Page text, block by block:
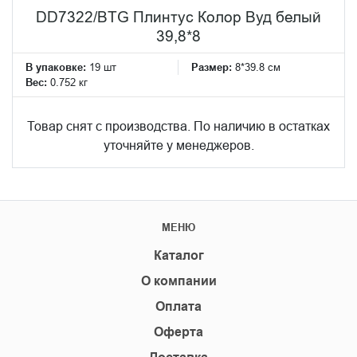
DD7322/BTG Плинтус Колор Вуд белый
39,8*8
В упаковке: 19 шт Размер: 8*39.8 см
Вес: 0.752 кг
Товар снят с производства. По наличию в остатках
уточняйте у менеджеров.
МЕНЮ
Каталог
О компании
Оплата
Оферта